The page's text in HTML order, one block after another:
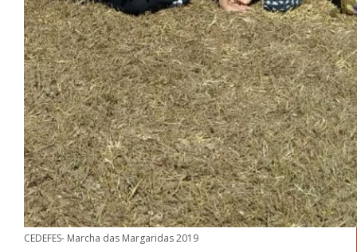
CEDEFES- Marcha das Margaridas 2019